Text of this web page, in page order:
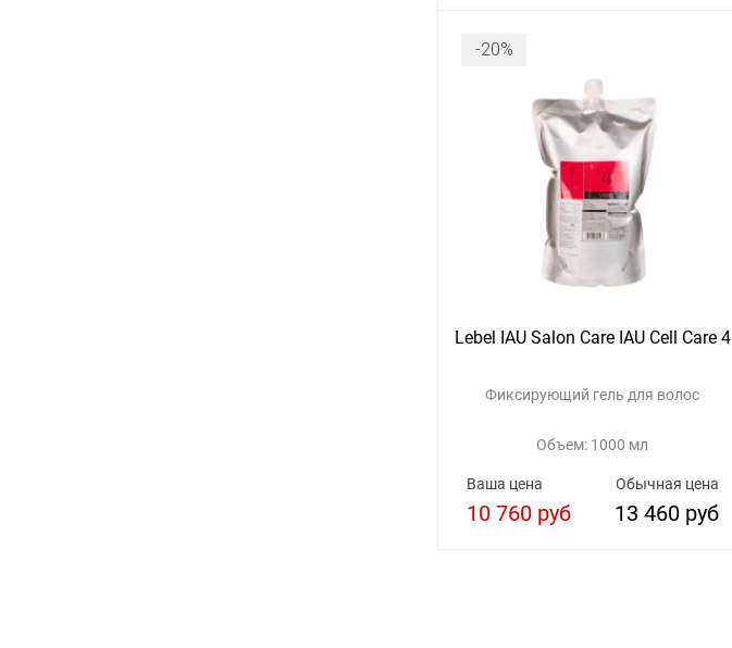
-20%
Lebel IAU Salon Care IAU Cell Care 4
Фиксирующий гель для волос
Объем: 1000 мл
Обычная цена
13 460 руб
Ваша цена
10 760 руб